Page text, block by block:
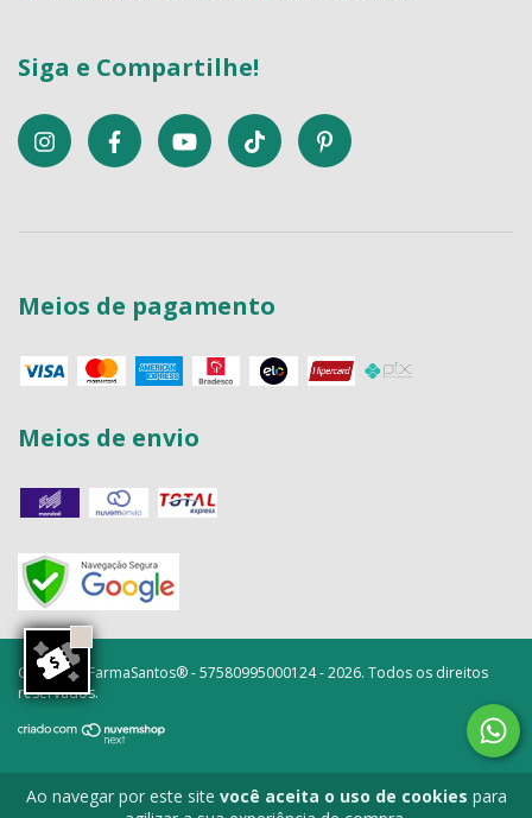
Ao navegar por este site você aceita o uso de cookies para
Siga e Compartilhe!
Meios de pagamento
Meios de envio
Copyright FarmaSantos® - 57580995000124 - 2026. Todos os direitos
reservados.